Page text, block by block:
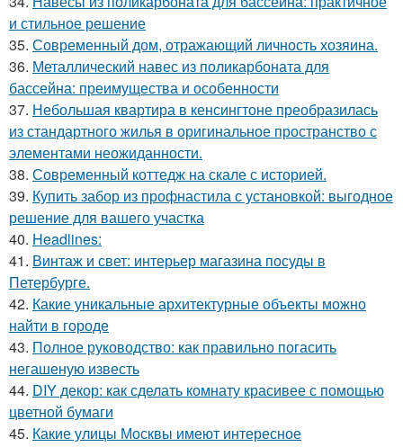
и стильное решение
35. Современный дом, отражающий личность хозяина.
36. Металлический навес из поликарбоната для
бассейна: преимущества и особенности
37. Небольшая квартира в кенсингтоне преобразилась
из стандартного жилья в оригинальное пространство с
элементами неожиданности.
38. Современный коттедж на скале с историей.
39. Купить забор из профнастила с установкой: выгодное
решение для вашего участка
40. Headlines:
41. Винтаж и свет: интерьер магазина посуды в
Петербурге.
42. Какие уникальные архитектурные объекты можно
найти в городе
43. Полное руководство: как правильно погасить
негашеную известь
44. DIY декор: как сделать комнату красивее с помощью
цветной бумаги
45. Какие улицы Москвы имеют интересное